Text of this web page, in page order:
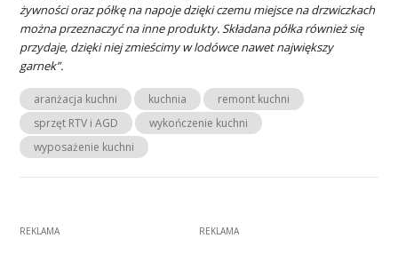
żywności oraz półkę na napoje dzięki czemu miejsce na drzwiczkach
można przeznaczyć na inne produkty. Składana półka również się
przydaje, dzięki niej zmieścimy w lodówce nawet największy
garnek”.
aranżacja kuchni kuchnia
remont kuchni
sprzęt RTV i AGD
wykończenie kuchni
wyposażenie kuchni